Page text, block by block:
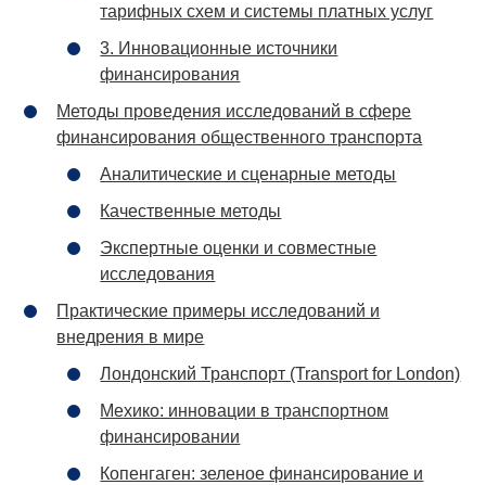
тарифных схем и системы платных услуг
3. Инновационные источники
финансирования
Методы проведения исследований в сфере
финансирования общественного транспорта
Аналитические и сценарные методы
Качественные методы
Экспертные оценки и совместные
исследования
Практические примеры исследований и
внедрения в мире
Лондонский Транспорт (Transport for London)
Мехико: инновации в транспортном
финансировании
Копенгаген: зеленое финансирование и